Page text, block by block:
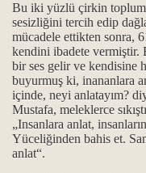
Bu iki yüzlü çirkin
sesizliğini tercih edip
mücadele ettikten sonra,
kendini ibadete vermiştir.
bir ses gelir ve kendisine
buyurmuş ki, inananlara
içinde, neyi anlatayım?
Mustafa, meleklerce
„Insanlara anlat,
Yüceliğinden bahis et.
anlat“.